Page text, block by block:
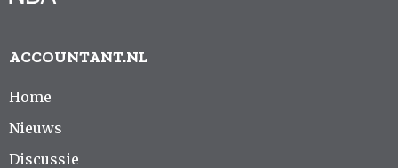
ACCOUNTANT.NL
Home
Nieuws
Discussie